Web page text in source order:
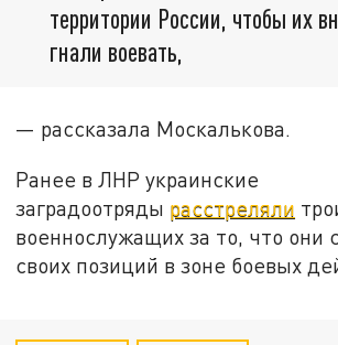
территории России, чтобы их
гнали воевать,
— рассказала Москалькова.
Ранее в ЛНР украинские
заградоотряды расстреляли
военнослужащих за то, что они
своих позиций в зоне боевых